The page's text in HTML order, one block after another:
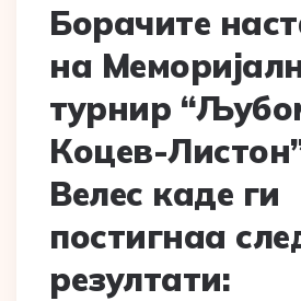
Борачите
на
турнир
Коцев-
Велес каде ги
постигнаа
резултати: